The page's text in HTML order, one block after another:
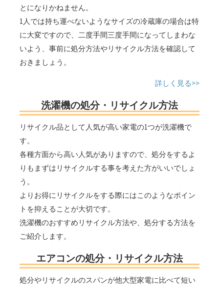
とになりかねません。
1人では持ち運べないようなサイズの冷蔵庫の場合は特
に大変ですので、二度手間三度手間になってしまわな
いよう、事前に処分方法やリサイクル方法を確認して
おきましょう。
詳しく見る>>
洗濯機の処分・リサイクル方法
リサイクル品として人気が高い家電の1つが洗濯機で
す。
各種方面から高い人気がありますので、処分をするよ
りもまずはリサイクルする事を考えた方がいいでしょ
う。
よりお得にリサイクルをする際にはこのようなポイン
トを抑えることが大切です。
洗濯機のおすすめリサイクル方法や、処分する方法を
ご紹介します。
エアコンの処分・リサイクル方法
処分やリサイクルのスパンが他大型家電に比べて短い